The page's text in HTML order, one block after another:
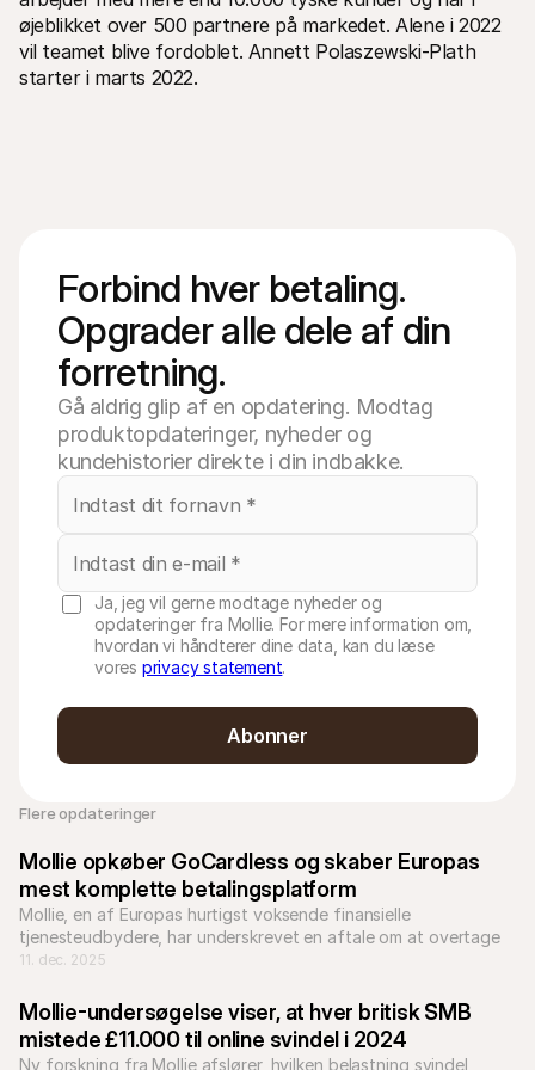
øjeblikket over 500 partnere på markedet. Alene i 2022
vil teamet blive fordoblet. Annett Polaszewski-Plath
starter i marts 2022.
Forbind hver betaling.
Opgrader alle dele af din
forretning.
Gå aldrig glip af en opdatering. Modtag
produktopdateringer, nyheder og
kundehistorier direkte i din indbakke.
Ja, jeg vil gerne modtage nyheder og
opdateringer fra Mollie. For mere information om,
hvordan vi håndterer dine data, kan du læse
vores privacy statement.
Abonner
Flere opdateringer
Mollie opkøber GoCardless og skaber Europas
mest komplette betalingsplatform
Mollie, en af Europas hurtigst voksende finansielle
tjenesteudbydere, har underskrevet en aftale om at overtage
bankbetalingsselskabet GoCardless.
11. dec. 2025
Mollie-undersøgelse viser, at hver britisk SMB
mistede £11.000 til online svindel i 2024
Ny forskning fra Mollie afslører, hvilken belastning svindel